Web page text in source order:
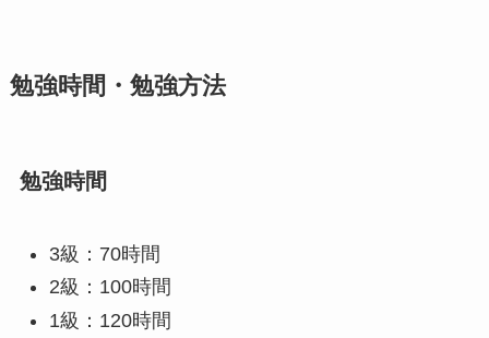
勉強時間・勉強方法
勉強時間
3級：70時間
2級：100時間
1級：120時間